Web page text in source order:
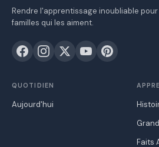
Rendre l'apprentissage inoubliable
familles qui les aiment.
QUOTIDIEN
Aujourd'hui
Faits